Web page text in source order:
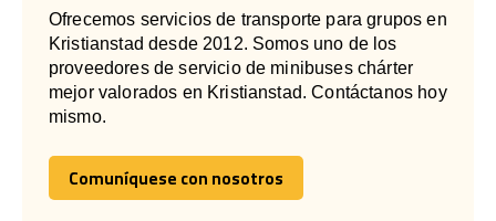
Ofrecemos servicios de transporte para grupos en
Kristianstad desde 2012. Somos uno de los
proveedores de servicio de minibuses chárter
mejor valorados en Kristianstad. Contáctanos hoy
mismo.
Comuníquese con nosotros
Comuníquese con nosotros